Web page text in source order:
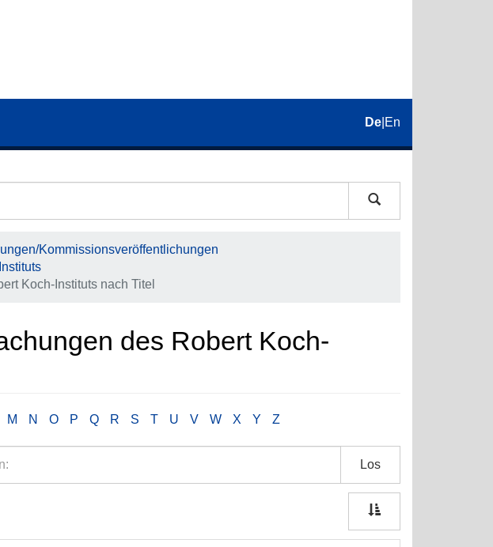
De En
Kommissionsveröffentlichungen
Koch-Instituts nach Titel
des Robert Koch-
M N O P Q R S T U V W X Y Z
Los